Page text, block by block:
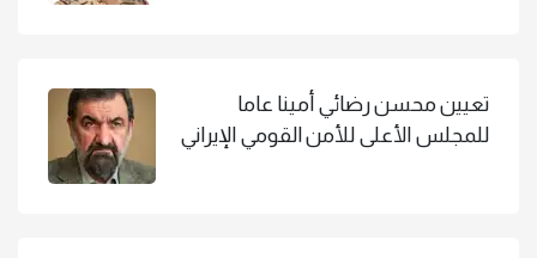
تعيين محسن رضائي أمينا عاما
للمجلس الأعلى للأمن القومي الإيراني